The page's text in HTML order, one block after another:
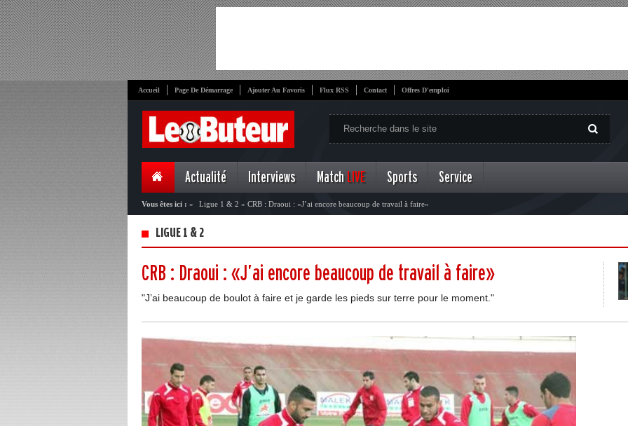
Accueil Page De Démarrage Ajouter Au Favoris Flux RSS Contact Offres D'emploi
Actualité Interviews Match LIVE Sports Service
Vous êtes ici : » Ligue 1 & 2 » CRB : Draoui : «J’ai encore beaucoup de travail à faire»
LIGUE 1 & 2
CRB : Draoui : «J’ai encore beaucoup de travail à faire»
"J’ai beaucoup de boulot à faire et je garde les pieds sur terre pour le moment."